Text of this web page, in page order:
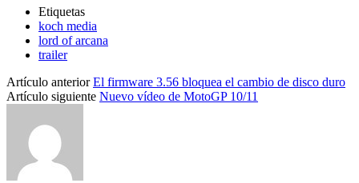
Etiquetas
koch media
lord of arcana
trailer
Artículo anterior El firmware 3.56 bloquea el cambio de disco duro
Artículo siguiente Nuevo vídeo de MotoGP 10/11